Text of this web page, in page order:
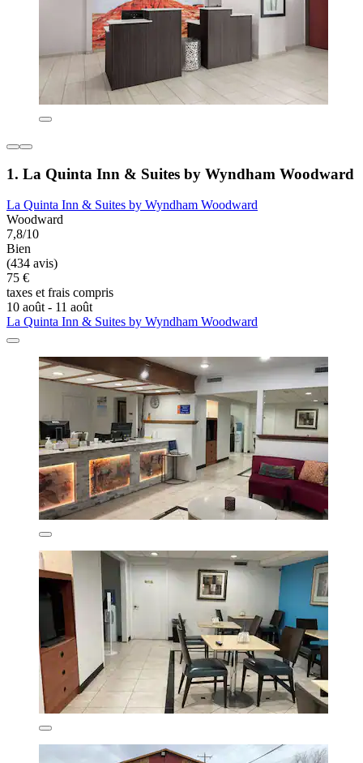
1. La Quinta Inn & Suites by Wyndham Woodward
La Quinta Inn & Suites by Wyndham Woodward
Woodward
7,8/10
Bien
(434 avis)
75 €
taxes et frais compris
10 août - 11 août
La Quinta Inn & Suites by Wyndham Woodward